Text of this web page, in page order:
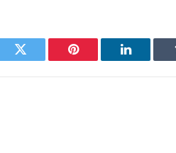
Twitter Pinterest LinkedIn